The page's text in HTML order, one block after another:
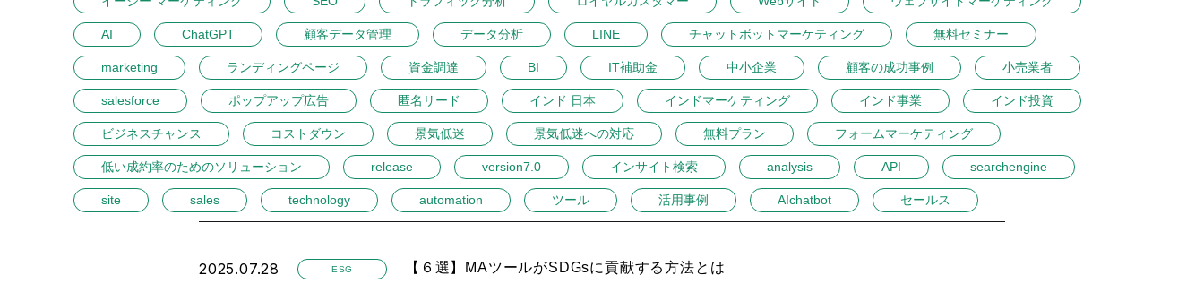
AI ChatGPT 顧客データ管理 データ分析 LINE チャットボットマーケティング 無料セミナー
marketing ランディングページ 資金調達 BI IT補助金 中小企業 顧客の成功事例 小売業者
salesforce ポップアップ広告 匿名リード インド 日本 インドマーケティング インド事業 インド投資
ビジネスチャンス コストダウン 景気低迷 景気低迷への対応 無料プラン フォームマーケティング
低い成約率のためのソリューション release version7.0 インサイト検索 analysis API searchengine
site sales technology automation ツール 活用事例 AIchatbot セールス
2025.07.28 ESG 【６選】MAツールがSDGsに貢献する方法とは